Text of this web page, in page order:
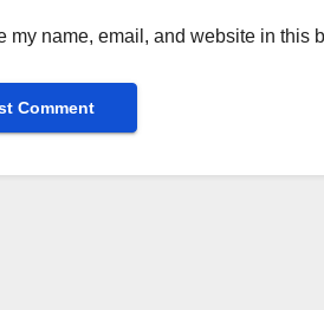
my name, email, and website in this